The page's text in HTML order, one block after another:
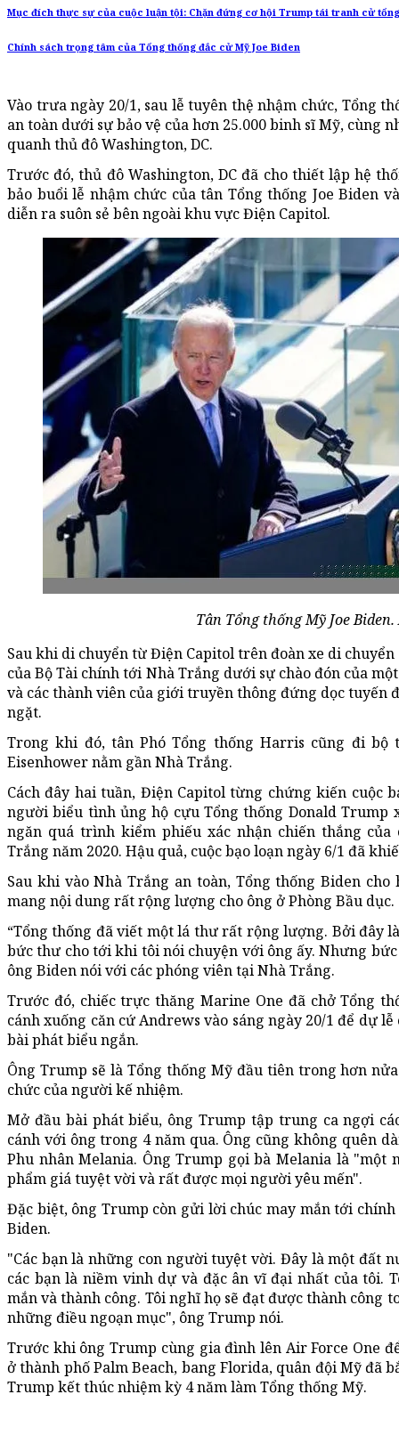
Mục đích thực sự của cuộc luận tội: Chặn đứng cơ hội Trump tái tranh cử
Chính sách trọng tâm của Tổng thống đắc cử Mỹ Joe Biden
Vào trưa ngày 20/1, sau lễ tuyên thệ nhậm chức, Tổng
an toàn dưới sự bảo vệ của hơn 25.000 binh sĩ Mỹ, cùng
quanh thủ đô Washington, DC.
Trước đó, thủ đô Washington, DC đã cho thiết lập hệ
bảo buổi lễ nhậm chức của tân Tổng thống Joe Biden
diễn ra suôn sẻ bên ngoài khu vực Điện Capitol.
Tân Tổng thống Mỹ Joe Biden.
Sau khi di chuyển từ Điện Capitol trên đoàn xe di
của Bộ Tài chính tới Nhà Trắng dưới sự chào đón của
và các thành viên của giới truyền thông đứng dọc tuyến
ngặt.
Trong khi đó, tân Phó Tổng thống Harris cũng đi bộ
Eisenhower nằm gần Nhà Trắng.
Cách đây hai tuần, Điện Capitol từng chứng kiến cuộc
người biểu tình ủng hộ cựu Tổng thống Donald Trump
ngăn quá trình kiểm phiếu xác nhận chiến thắng
Trắng năm 2020. Hậu quả, cuộc bạo loạn ngày 6/1 đã
Sau khi vào Nhà Trắng an toàn, Tổng thống Biden
mang nội dung rất rộng lượng cho ông ở Phòng Bầu dục.
“Tổng thống đã viết một lá thư rất rộng lượng. Bởi đây
bức thư cho tới khi tôi nói chuyện với ông ấy. Nhưng
ông Biden nói với các phóng viên tại Nhà Trắng.
Trước đó, chiếc trực thăng Marine One đã chở Tổng
cánh xuống căn cứ Andrews vào sáng ngày 20/1 để dự
bài phát biểu ngắn.
Ông Trump sẽ là Tổng thống Mỹ đầu tiên trong hơn
chức của người kế nhiệm.
Mở đầu bài phát biểu, ông Trump tập trung ca ngợi
cánh với ông trong 4 năm qua. Ông cũng không quên
Phu nhân Melania. Ông Trump gọi bà Melania là "một
phẩm giá tuyệt vời và rất được mọi người yêu mến".
Đặc biệt, ông Trump còn gửi lời chúc may mắn tới
Biden.
"Các bạn là những con người tuyệt vời. Đây là một đất
các bạn là niềm vinh dự và đặc ân vĩ đại nhất của tôi.
mắn và thành công. Tôi nghĩ họ sẽ đạt được thành công
những điều ngoạn mục", ông Trump nói.
Trước khi ông Trump cùng gia đình lên Air Force One
ở thành phố Palm Beach, bang Florida, quân đội Mỹ đã
Trump kết thúc nhiệm kỳ 4 năm làm Tổng thống Mỹ.